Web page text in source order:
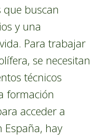
buscan
y una
Para trabajar
se necesitan
técnicos
formación
acceder a
España, hay